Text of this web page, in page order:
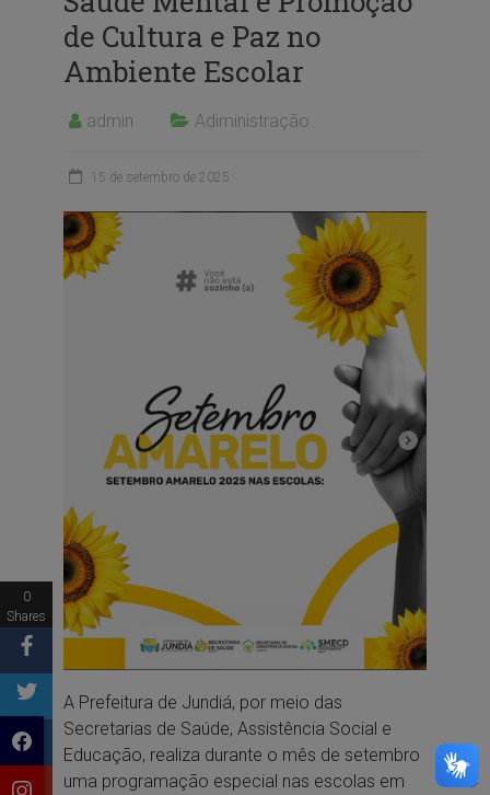
de Cultura e Paz no
Ambiente Escolar
admin Adiministração
15 de setembro de 2025
A Prefeitura de Jundiá, por meio das
Secretarias de Saúde, Assistência Social e
Educação, realiza durante o mês de setembro
uma programação especial nas escolas em
0
Shares